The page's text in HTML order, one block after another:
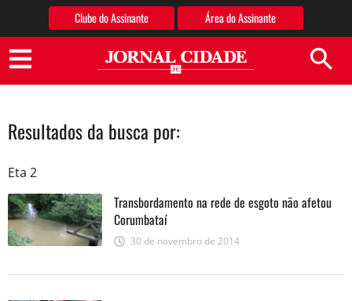
Clube do Assinante Área do Assinante
Jornal Cidade
Resultados da busca por:
Eta 2
Transbordamento na rede de esgoto não afetou
Corumbataí
30 de novembro de 2014